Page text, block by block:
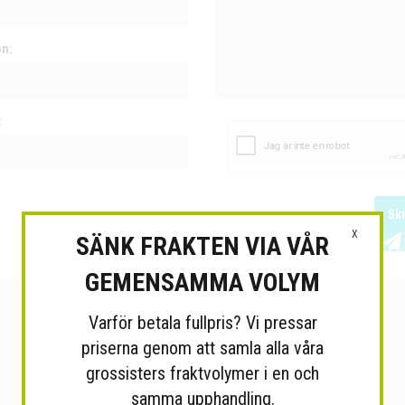
X
SÄNK FRAKTEN VIA VÅR
GEMENSAMMA VOLYM
Varför betala fullpris? Vi pressar
priserna genom att samla alla våra
grossisters fraktvolymer i en och
samma upphandling.